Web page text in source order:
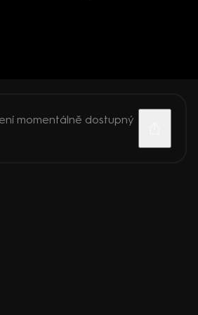
momentálně dostupný